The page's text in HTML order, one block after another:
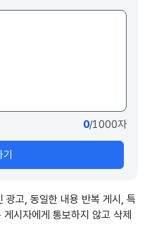
0/1000자
광고, 동일한 내용 반복 게시, 특
시자에게 통보하지 않고 삭제